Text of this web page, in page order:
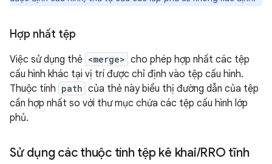
Hợp nhất tệp
Việc sử dụng thẻ <merge> cho phép hợp nhất các tệp
cấu hình khác tại vị trí được chỉ định vào tệp cấu hình.
Thuộc tính path của thẻ này biểu thị đường dẫn của tệp
cần hợp nhất so với thư mục chứa các tệp cấu hình lớp
phủ.
Sử dụng các thuộc tính tệp kê khai/RRO tĩnh